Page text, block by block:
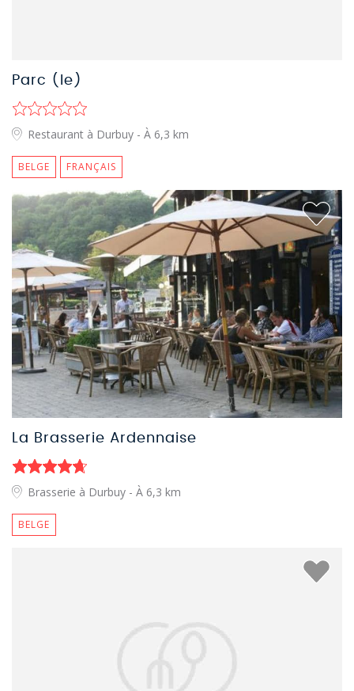
Parc (le)
Restaurant à Durbuy - À 6,3 km
BELGE FRANÇAIS
La Brasserie Ardennaise
Brasserie à Durbuy - À 6,3 km
BELGE